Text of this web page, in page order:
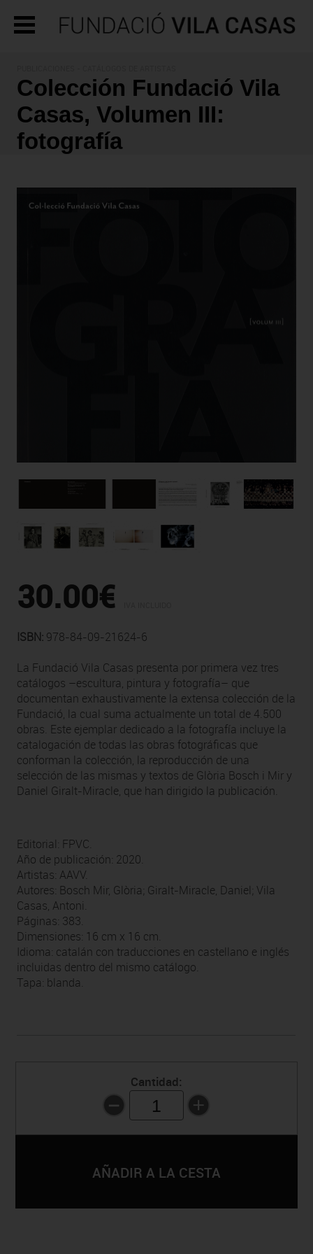
Colección Fundació Vila
Casas, Volumen III:
fotografía
30.00€
ISBN: 978-84-09-21624-6
La Fundació Vila Casas presenta por primera vez tres
catálogos –escultura, pintura y fotografía– que
documentan exhaustivamente la extensa colección de la
Fundació, la cual suma actualmente un total de 4.500
obras. Este ejemplar dedicado a la fotografía incluye la
catalogación de todas las obras fotográficas que
conforman la colección, la reproducción de una
selección de las mismas y textos de Glòria Bosch i Mir y
Daniel Giralt-Miracle, que han dirigido la publicación.
Editorial: FPVC.
Año de publicación: 2020.
Artistas: AAVV.
Autores: Bosch Mir, Glòria; Giralt-Miracle, Daniel; Vila
Casas, Antoni.
Páginas: 383.
Dimensiones: 16 cm x 16 cm.
Idioma: catalán con traducciones en castellano e inglés
incluidas dentro del mismo catálogo.
Tapa: blanda.
Cantidad:
1